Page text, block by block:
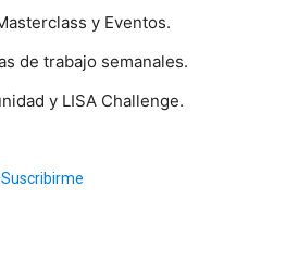
y Eventos.
de trabajo semanales.
y LISA Challenge.
Suscribirme